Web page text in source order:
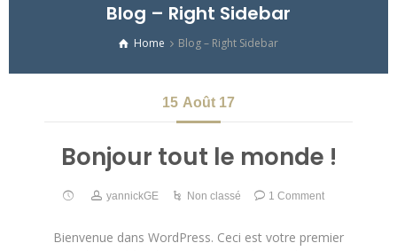
Blog – Right Sidebar
Home Blog – Right Sidebar
15 Août 17
Bonjour tout le monde !
yannickGE Non classé 1 Comment
Bienvenue dans WordPress. Ceci est votre premier